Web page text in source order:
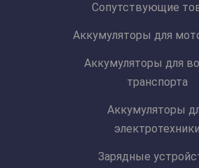
Сопутствующие
Аккумуляторы для
Аккумуляторы для
транспорта
Аккумуляторы
электротехники
Зарядные